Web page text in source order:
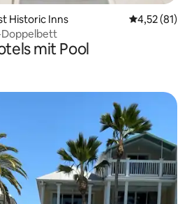
Historic Inns
4,52 (81)
mit Pool